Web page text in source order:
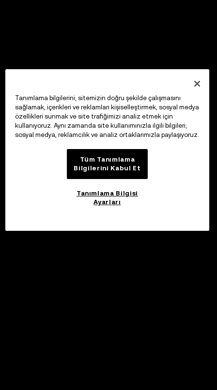
Tanımlama bilgilerini; sitemizin doğru şekilde çalışmasını
sağlamak, içerikleri ve reklamları kişiselleştirmek, sosyal medya
özellikleri sunmak ve site trafiğimizi analiz etmek için
kullanıyoruz. Aynı zamanda site kullanımınızla ilgili bilgileri;
sosyal medya, reklamcılık ve analiz ortaklarımızla paylaşıyoruz.
Tüm Tanımlama
Bilgilerini Kabul Et
Tanımlama Bilgisi
Ayarları